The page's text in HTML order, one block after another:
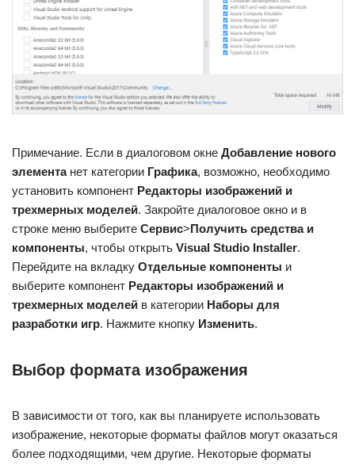
Примечание. Если в диалоговом окне Добавление нового
элементанет категории Графика, возможно, необходимо
установить компонент Редакторы изображений и
трехмерных моделей. Закройте диалоговое окно и в
строке меню выберите Сервис>Получить средства и
компоненты, чтобы открыть Visual Studio Installer.
Перейдите на вкладку Отдельные компоненты и
выберите компонент Редакторы изображений и
трехмерных моделей в категории Наборы для
разработки игр. Нажмите кнопку Изменить.
Выбор формата изображения
В зависимости от того, как вы планируете использовать
изображение, некоторые форматы файлов могут оказаться
более подходящими, чем другие. Некоторые форматы